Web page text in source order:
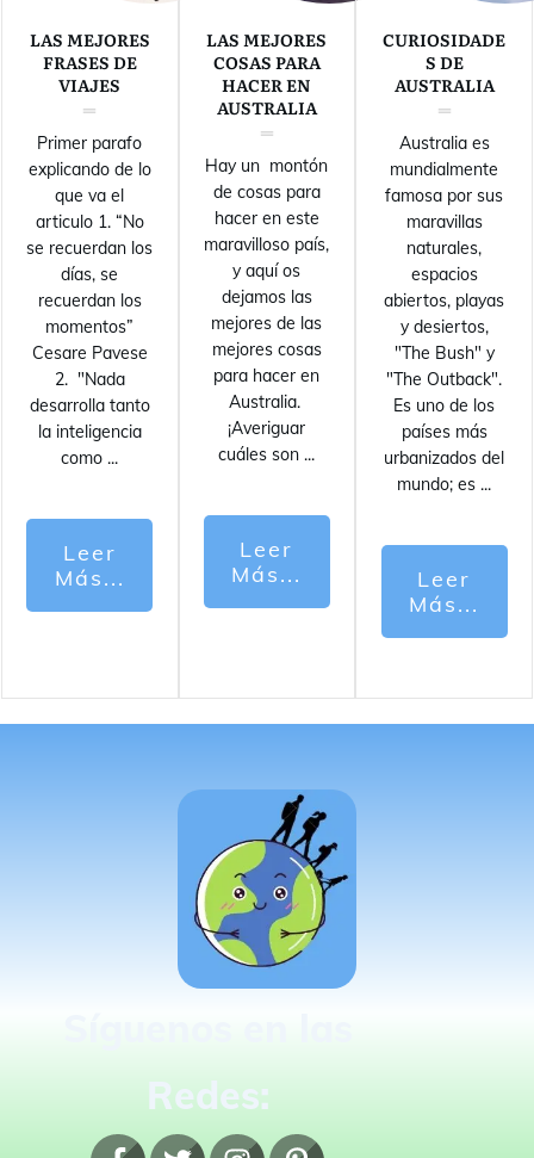
LAS MEJORES
FRASES DE
VIAJES
Primer parafo
explicando de lo
que va el
articulo 1. “No
se recuerdan los
días, se
recuerdan los
momentos”
Cesare Pavese
2. "Nada
desarrolla tanto
la inteligencia
como ...
Leer
Más...
LAS MEJORES
COSAS PARA
HACER EN
AUSTRALIA
Hay un montón
de cosas para
hacer en este
maravilloso país,
y aquí os
dejamos las
mejores de las
mejores cosas
para hacer en
Australia.
¡Averiguar
cuáles son ...
Leer
Más...
CURIOSIDADE
S DE
AUSTRALIA
Australia es
mundialmente
famosa por sus
maravillas
naturales,
espacios
abiertos, playas
y desiertos,
"The Bush" y
"The Outback".
Es uno de los
países más
urbanizados del
mundo; es ...
Leer
Más...
Redes: